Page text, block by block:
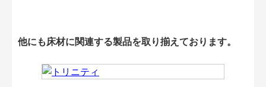
他にも床材に関連する製品を取り揃えております。